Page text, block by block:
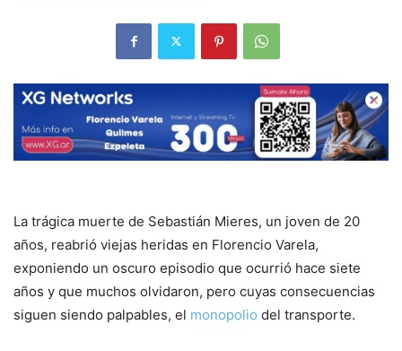
La trágica muerte de Sebastián Mieres, un joven de 20
años, reabrió viejas heridas en Florencio Varela,
exponiendo un oscuro episodio que ocurrió hace siete
años y que muchos olvidaron, pero cuyas consecuencias
siguen siendo palpables, el monopolio del transporte.